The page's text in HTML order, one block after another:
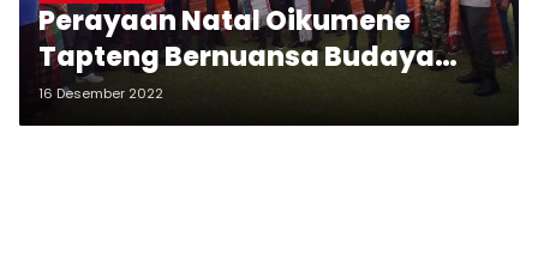
Perayaan Natal Oikumene
Tapteng Bernuansa Budaya
Batak Berlangsung Sukses dan
Meriah
16 Desember 2022